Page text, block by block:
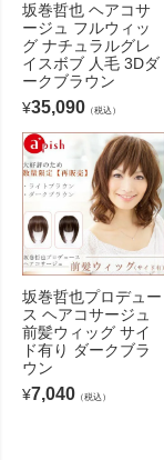
坂巻哲也 ヘアコサ
ージュ フルウィッ
グ ナチュラルグレ
イスボブ 人毛 3Dダ
ークブラウン
¥35,090 （税込）
坂巻哲也プロデュー
ス ヘアコサージュ
前髪ウィッグ サイ
ド有り ダークブラ
ウン
¥7,040 （税込）